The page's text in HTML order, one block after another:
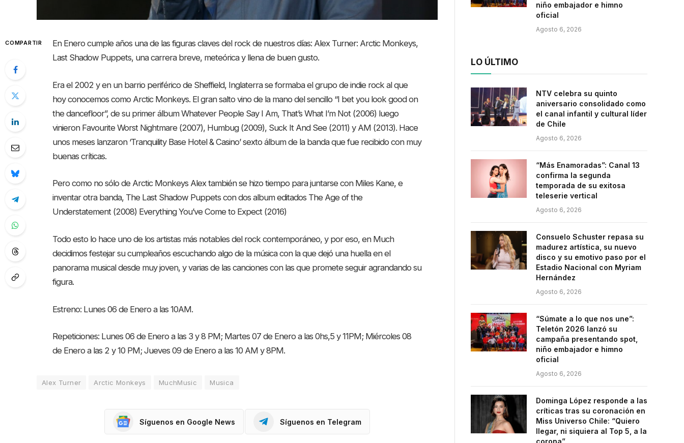
COMPARTIR
En Enero cumple años una de las figuras claves del rock de nuestros días: Alex Turner: Arctic Monkeys,
Last Shadow Puppets, una carrera breve, meteórica y llena de buen gusto.
Era el 2002 y en un barrio periférico de Sheffield, Inglaterra se formaba el grupo de indie rock al que
hoy conocemos como Arctic Monkeys. El gran salto vino de la mano del sencillo “I bet you look good on
the dancefloor”, de su primer álbum Whatever People Say I Am, That’s What I’m Not (2006) luego
vinieron Favourite Worst Nightmare (2007), Humbug (2009), Suck It And See (2011) y AM (2013). Hace
unos meses lanzaron ‘Tranquility Base Hotel & Casino’ sexto álbum de la banda que fue recibido con muy
buenas críticas.
Pero como no sólo de Arctic Monkeys Alex también se hizo tiempo para juntarse con Miles Kane, e
inventar otra banda, The Last Shadow Puppets con dos album editados The Age of the
Understatement (2008) Everything You’ve Come to Expect (2016)
Todo esto lo hace uno de los artistas más notables del rock contemporáneo, y por eso, en Much
decidimos festejar su cumpleaños escuchando algo de la música con la que dejó una huella en el
panorama musical desde muy joven, y varias de las canciones con las que promete seguir agrandando su
figura.
Estreno: Lunes 06 de Enero a las 10AM.
Repeticiones: Lunes 06 de Enero a las 3 y 8 PM; Martes 07 de Enero a las 0hs,5 y 11PM; Miércoles 08
de Enero a las 2 y 10 PM; Jueves 09 de Enero a las 10 AM y 8PM.
Alex Turner Arctic Monkeys MuchMusic Musica
Síguenos en Google News Síguenos en Telegram
niño embajador e himno
oficial
Agosto 6, 2026
LO ÚLTIMO
NTV celebra su quinto
aniversario consolidado como
el canal infantil y cultural líder
de Chile
Agosto 6, 2026
“Más Enamoradas”: Canal 13
confirma la segunda
temporada de su exitosa
teleserie vertical
Agosto 6, 2026
Consuelo Schuster repasa su
madurez artística, su nuevo
disco y su emotivo paso por el
Estadio Nacional con Myriam
Hernández
Agosto 6, 2026
“Súmate a lo que nos une”:
Teletón 2026 lanzó su
campaña presentando spot,
niño embajador e himno
oficial
Agosto 6, 2026
Dominga López responde a las
críticas tras su coronación en
Miss Universo Chile: “Quiero
llegar, ni siquiera al Top 5, a la
corona”